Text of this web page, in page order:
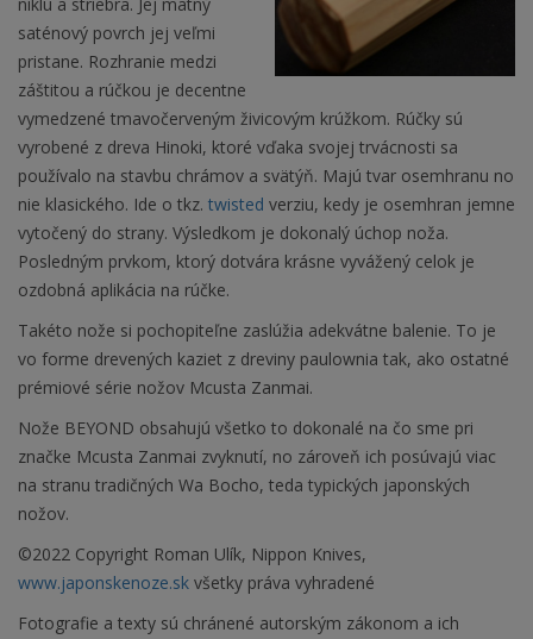
saténový povrch jej veľmi
pristane. Rozhranie medzi
záštitou a rúčkou je decentne
vymedzené tmavočerveným živicovým krúžkom. Rúčky sú
vyrobené z dreva Hinoki, ktoré vďaka svojej trvácnosti sa
používalo na stavbu chrámov a svätýň. Majú tvar osemhranu no
nie klasického. Ide o tkz. twisted verziu, kedy je osemhran jemne
vytočený do strany. Výsledkom je dokonalý úchop noža.
Posledným prvkom, ktorý dotvára krásne vyvážený celok je
ozdobná aplikácia na rúčke.
Takéto nože si pochopiteľne zaslúžia adekvátne balenie. To je
vo forme drevených kaziet z dreviny paulownia tak, ako ostatné
prémiové série nožov Mcusta Zanmai.
Nože BEYOND obsahujú všetko to dokonalé na čo sme pri
značke Mcusta Zanmai zvyknutí, no zároveň ich posúvajú viac
na stranu tradičných Wa Bocho, teda typických japonských
nožov.
©2022 Copyright Roman Ulík, Nippon Knives,
www.japonskenoze.sk všetky práva vyhradené
Fotografie a texty sú chránené autorským zákonom a ich